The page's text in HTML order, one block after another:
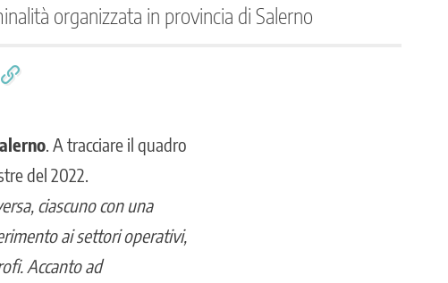
organizzata in provincia di Salerno
. A tracciare il quadro
del 2022.
ciascuno con una
ai settori operativi,
Accanto ad